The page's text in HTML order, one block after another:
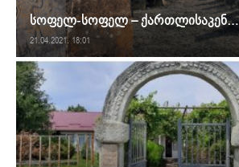
სოფელ-სოფელ – ქართლისაკენ…
21.04.2021. 18:01